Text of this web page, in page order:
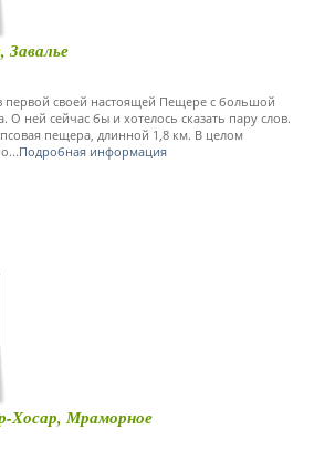
первой своей настоящей Пещере с большой
О ней сейчас бы и хотелось сказать пару слов.
пещера, длинной 1,8 км. В целом
Подробная информация
Хосар, Мраморное